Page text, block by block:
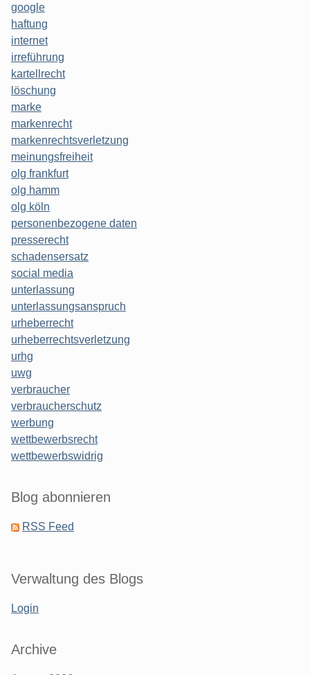
google
haftung
internet
irreführung
kartellrecht
löschung
marke
markenrecht
markenrechtsverletzung
meinungsfreiheit
olg frankfurt
olg hamm
olg köln
personenbezogene daten
presserecht
schadensersatz
social media
unterlassung
unterlassungsanspruch
urheberrecht
urheberrechtsverletzung
urhg
uwg
verbraucher
verbraucherschutz
werbung
wettbewerbsrecht
wettbewerbswidrig
Blog abonnieren
RSS Feed
Verwaltung des Blogs
Login
Archive